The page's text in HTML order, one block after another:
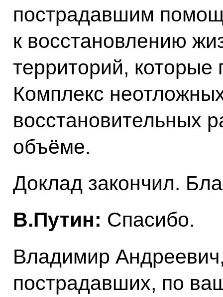
пострадавшим
к восстановлению
территорий,
Комплекс
восстановительных
объёме.
Доклад закончил.
В.Путин: Спасибо.
Владимир Андреевич,
пострадавших, по